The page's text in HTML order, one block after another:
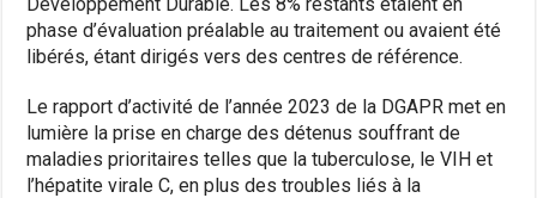
phase d’évaluation préalable au traitement ou avaient été
libérés, étant dirigés vers des centres de référence.
Le rapport d’activité de l’année 2023 de la DGAPR met en
lumière la prise en charge des détenus souffrant de
maladies prioritaires telles que la tuberculose, le VIH et
l’hépatite virale C, en plus des troubles liés à la